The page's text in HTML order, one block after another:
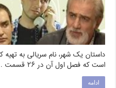
داستان یک شهر، نام سریالی به تهیه
است که فصل اول آن در ۲۶ قسمت …
ادامه